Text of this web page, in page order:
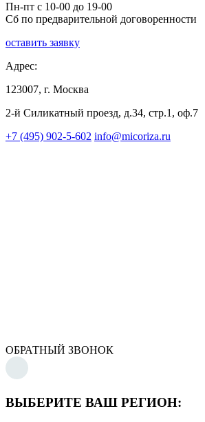
Пн-пт с 10-00 до 19-00
Сб по предварительной договоренности
оставить заявку
Адрес:
123007, г. Москва
2-й Силикатный проезд, д.34, стр.1, оф.7
+7 (495) 902-5-602 info@micoriza.ru
ОБРАТНЫЙ ЗВОНОК
ВЫБЕРИТЕ ВАШ РЕГИОН: